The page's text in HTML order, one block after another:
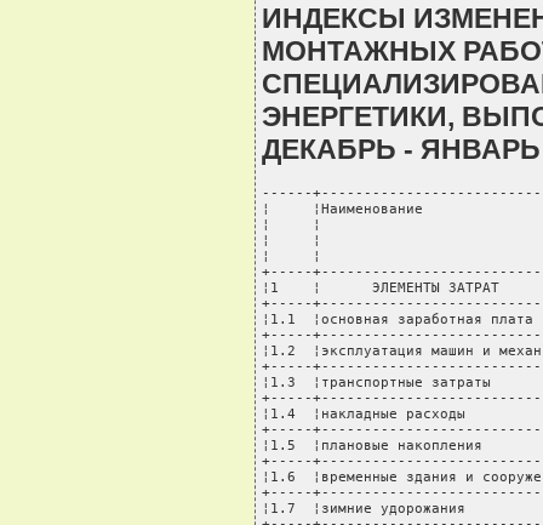
ИНДЕКСЫ
МОНТАЖНЫХ
ЭНЕРГЕТИКИ,
ДЕКАБРЬ - ЯНВАРЬ
------
¦     ¦Наименование
¦     ¦
¦     ¦
¦     ¦
+-----
¦1    ¦      ЭЛЕМЕНТЫ
+-----
¦1.1  ¦основная заработная
+-----
¦1.2  ¦эксплуатация машин и
+-----
¦1.3  ¦транспортные затраты
+-----
¦1.4  ¦накладные расходы
+-----
¦1.5  ¦плановые накопления
+-----
¦1.6  ¦временные здания и
+-----
¦1.7  ¦зимние удорожания